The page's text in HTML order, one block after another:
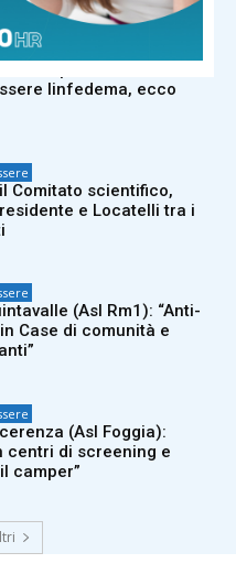
linfedema, ecco
Comitato scientifico,
e Locatelli tra i
(Asl Rm1): “Anti-
Case di comunità e
(Asl Foggia):
centri di screening e
camper”